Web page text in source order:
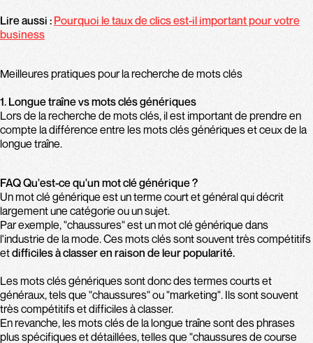
Lire aussi : Pourquoi le taux de clics est-il important pour votre
business
Meilleures pratiques pour la recherche de mots clés
1. Longue traîne vs mots clés génériques
Lors de la recherche de mots clés, il est important de prendre en
compte la différence entre les mots clés génériques et ceux de la
longue traîne.
FAQ Qu'est-ce qu'un mot clé générique ?
Un mot clé générique est un terme court et général qui décrit
largement une catégorie ou un sujet.
Par exemple, "chaussures" est un mot clé générique dans
l'industrie de la mode. Ces mots clés sont souvent très compétitifs
etdifficiles à classer en raison de leur popularité.
Les mots clés génériques sont donc des termes courts et
généraux, tels que "chaussures" ou "marketing". Ils sont souvent
très compétitifs et difficiles à classer.
En revanche, les mots clés de la longue traîne sont des phrases
plus spécifiques et détaillées, telles que "chaussures de course